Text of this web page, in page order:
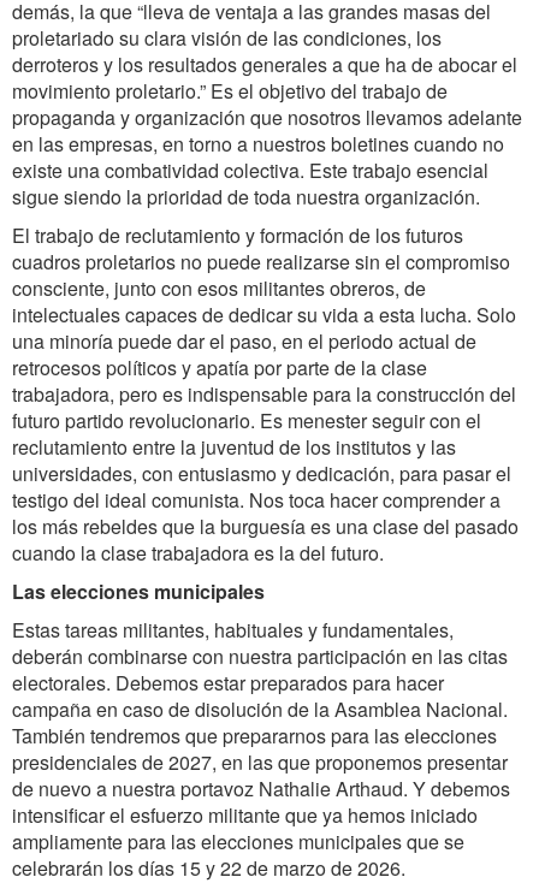
demás, la que “lleva de ventaja a las grandes masas del
proletariado su clara visión de las condiciones, los
derroteros y los resultados generales a que ha de abocar el
movimiento proletario.” Es el objetivo del trabajo de
propaganda y organización que nosotros llevamos adelante
en las empresas, en torno a nuestros boletines cuando no
existe una combatividad colectiva. Este trabajo esencial
sigue siendo la prioridad de toda nuestra organización.
El trabajo de reclutamiento y formación de los futuros
cuadros proletarios no puede realizarse sin el compromiso
consciente, junto con esos militantes obreros, de
intelectuales capaces de dedicar su vida a esta lucha. Solo
una minoría puede dar el paso, en el periodo actual de
retrocesos políticos y apatía por parte de la clase
trabajadora, pero es indispensable para la construcción del
futuro partido revolucionario. Es menester seguir con el
reclutamiento entre la juventud de los institutos y las
universidades, con entusiasmo y dedicación, para pasar el
testigo del ideal comunista. Nos toca hacer comprender a
los más rebeldes que la burguesía es una clase del pasado
cuando la clase trabajadora es la del futuro.
Las elecciones municipales
Estas tareas militantes, habituales y fundamentales,
deberán combinarse con nuestra participación en las citas
electorales. Debemos estar preparados para hacer
campaña en caso de disolución de la Asamblea Nacional.
También tendremos que prepararnos para las elecciones
presidenciales de 2027, en las que proponemos presentar
de nuevo a nuestra portavoz Nathalie Arthaud. Y debemos
intensificar el esfuerzo militante que ya hemos iniciado
ampliamente para las elecciones municipales que se
celebrarán los días 15 y 22 de marzo de 2026.